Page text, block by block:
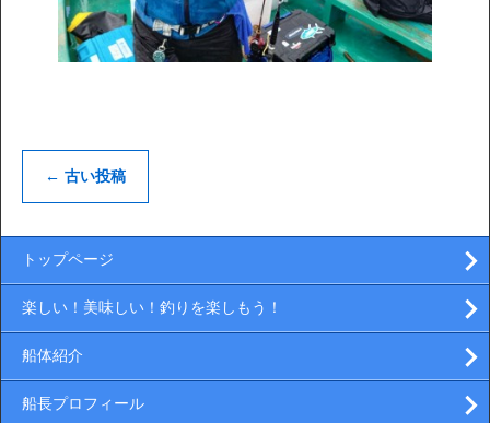
← 古い投稿
トップページ
楽しい！美味しい！釣りを楽しもう！
船体紹介
船長プロフィール